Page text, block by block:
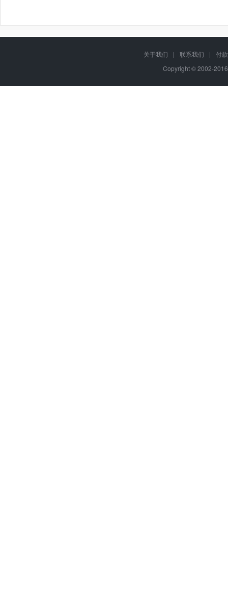
关于我们 | 联系我们 |
付
Copyright © 2002-